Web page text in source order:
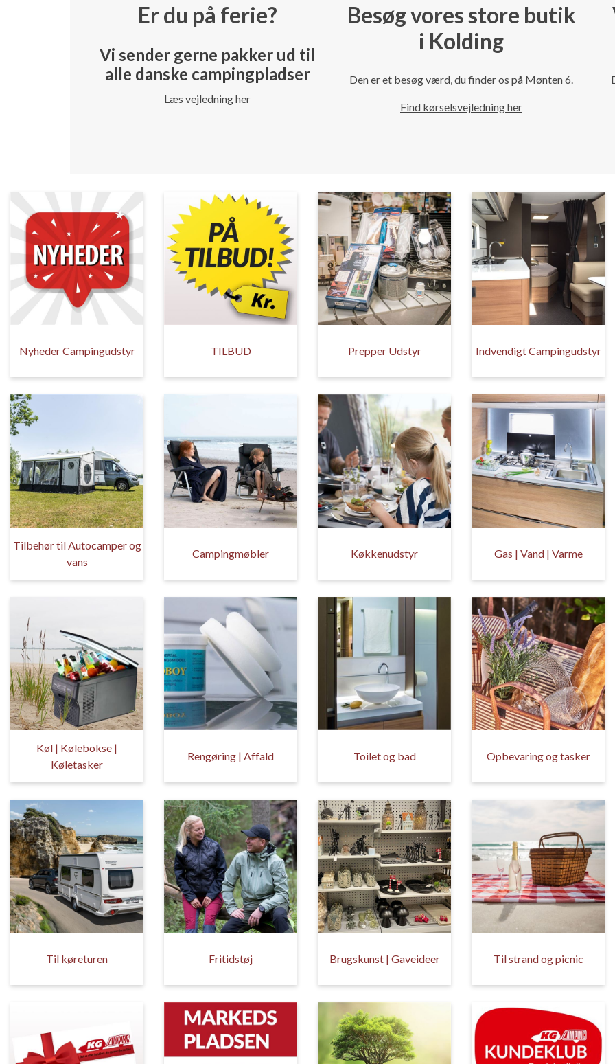
Er du på ferie?
Vi sender gerne pakker ud til
alle danske campingpladser
Læs vejledning her
Besøg vores store butik
i Kolding
Den er et besøg værd, du finder os på Mønten 6.
Find kørselsvejledning her
Nyheder Campingudstyr TILBUD Prepper Udstyr Indvendigt Campingudstyr
Tilbehør til Autocamper og
vans
Campingmøbler Køkkenudstyr Gas | Vand | Varme
Køl | Kølebokse |
Køletasker
Rengøring | Affald Toilet og bad Opbevaring og tasker
Til køreturen Fritidstøj Brugskunst | Gaveideer Til strand og picnic